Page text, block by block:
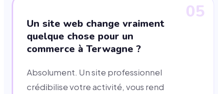
05
Un site web change vraiment
quelque chose pour un
commerce à Terwagne ?
Absolument. Un site professionnel
crédibilise votre activité, vous rend